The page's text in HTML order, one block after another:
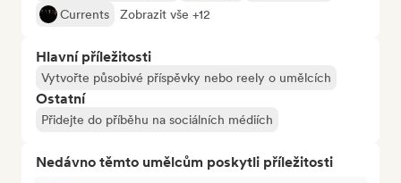
Currents
Zobrazit vše +12
Hlavní příležitosti
Vytvořte působivé příspěvky nebo reely o umělcích
Ostatní
Přidejte do příběhu na sociálních médiích
Nedávno těmto umělcům poskytli příležitosti